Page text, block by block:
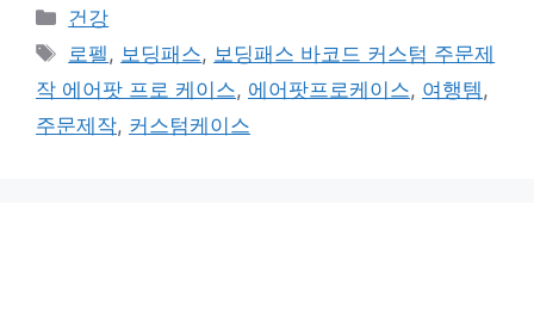
카
테
리
건강
태
그
로펠 , 보딩패스, 보딩패스 바코드 커스텀 주문제
작 에어팟 프로 케이스, 에어팟프로케이스, 여행템 ,
주문제작, 커스텀케이스